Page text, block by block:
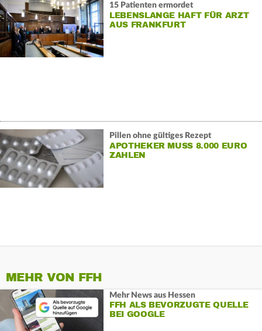
15 Patienten ermordet
LEBENSLANGE HAFT FÜR ARZT
AUS FRANKFURT
Pillen ohne gültiges Rezept
APOTHEKER MUSS 8.000 EURO
ZAHLEN
MEHR VON FFH
Mehr News aus Hessen
FFH ALS BEVORZUGTE QUELLE
BEI GOOGLE